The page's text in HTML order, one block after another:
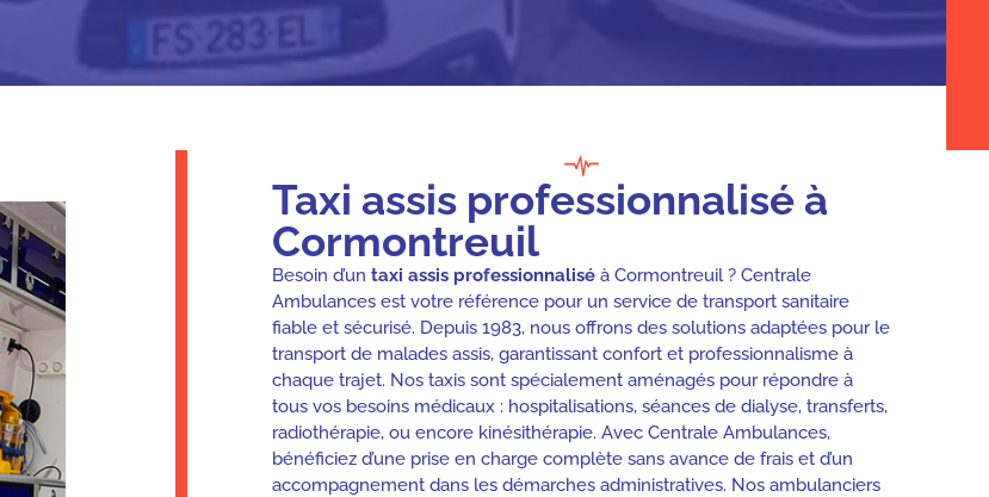
Taxi assis professionnalisé à
Cormontreuil
Besoin d’un taxi assis professionnaliséà Cormontreuil ? Centrale
Ambulances est votre référence pour un service de transport sanitaire
fiable et sécurisé. Depuis 1983, nous offrons des solutions adaptées pour le
transport de malades assis, garantissant confort et professionnalisme à
chaque trajet. Nos taxis sont spécialement aménagés pour répondre à
tous vos besoins médicaux : hospitalisations, séances de dialyse, transferts,
radiothérapie, ou encore kinésithérapie. Avec Centrale Ambulances,
bénéficiez d’une prise en charge complète sans avance de frais et d’un
accompagnement dans les démarches administratives. Nos ambulanciers